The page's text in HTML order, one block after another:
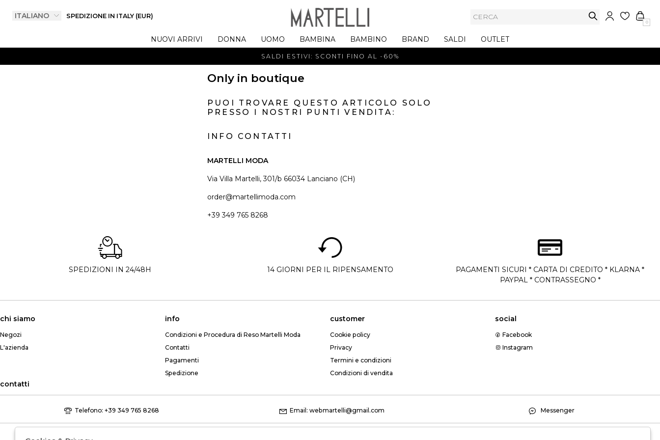
SPEDIZIONE IN ITALY (EUR)
0
NUOVI ARRIVI DONNA UOMO BAMBINA BAMBINO BRAND SALDI OUTLET
SALDI ESTIVI: SCONTI FINO AL -60%
Only in boutique
PUOI TROVARE QUESTO ARTICOLO SOLO
PRESSO I NOSTRI PUNTI VENDITA:
INFO CONTATTI
MARTELLI MODA
Via Villa Martelli, 301/b 66034 Lanciano (CH)
order@martellimoda.com
+39 349 765 8268
SPEDIZIONI IN 24/48H 14 GIORNI PER IL RIPENSAMENTO
PAGAMENTI SICURI * CARTA DI CREDITO * KLARNA *
PAYPAL * CONTRASSEGNO *
chi siamo
Negozi
L'azienda
info
Condizioni e Procedura di Reso Martelli Moda
Contatti
Pagamenti
Spedizione
customer
Cookie policy
Privacy
Termini e condizioni
Condizioni di vendita
social
Facebook
Instagram
contatti
Telefono: +39 349 765 8268 Email: webmartelli@gmail.com Messenger